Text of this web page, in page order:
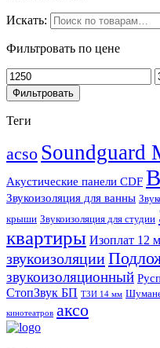
Искать:
Фильтровать по цене
Фильтровать
Теги
acso Soundguard
Акустические панели CDF
Звукоизоляция для ванны
крыши Звукоизоляция для студии
квартиры Изоплат 12
звукоизоляции
звукоизоляционный
СтопЗвук БП ТЗИ 14 мм
кинотеатров аксо